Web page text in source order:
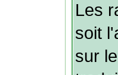
Les
soit
sur